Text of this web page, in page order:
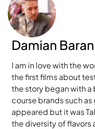
Damian Baran
I am in love with the
the first films about
the story began with a
course brands such
appeared but it was
the diversity of flavors